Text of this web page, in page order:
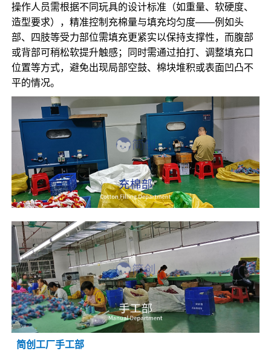
操作人员需根据不同玩具的设计标准（如重量、软硬度、
造型要求），精准控制充棉量与填充均匀度——例如头
部、四肢等受力部位需填充更紧实以保持支撑性，而腹部
或背部可稍松软提升触感；同时需通过拍打、调整填充口
位置等方式，避免出现局部空鼓、棉块堆积或表面凹凸不
平的情况。
简创工厂手工部